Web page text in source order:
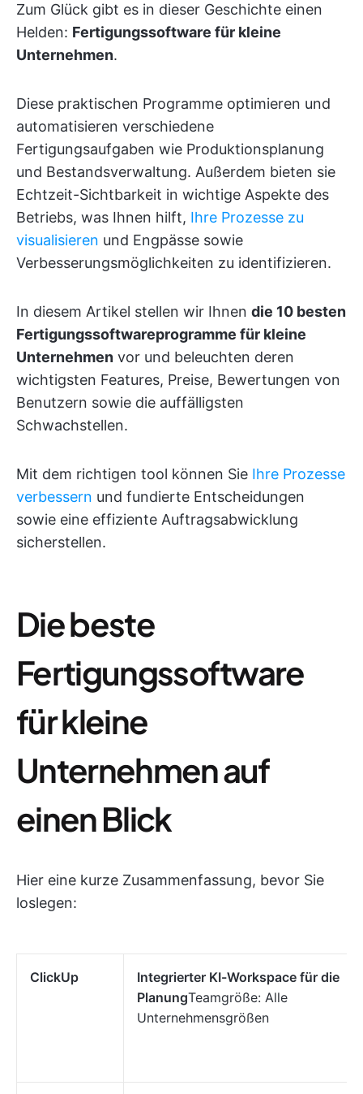
Zum Glück gibt es in dieser Geschichte einen
Helden: Fertigungssoftware für kleine
Unternehmen.
Diese praktischen Programme optimieren und
automatisieren verschiedene
Fertigungsaufgaben wie Produktionsplanung
und Bestandsverwaltung. Außerdem bieten sie
Echtzeit-Sichtbarkeit in wichtige Aspekte des
Betriebs, was Ihnen hilft, Ihre Prozesse zu
visualisieren und Engpässe sowie
Verbesserungsmöglichkeiten zu identifizieren.
In diesem Artikel stellen wir Ihnen die 10 besten
Fertigungssoftwareprogramme für kleine
Unternehmen vor und beleuchten deren
wichtigsten Features, Preise, Bewertungen von
Benutzern sowie die auffälligsten
Schwachstellen.
Mit dem richtigen tool können Sie Ihre Prozesse
verbessern und fundierte Entscheidungen
sowie eine effiziente Auftragsabwicklung
sicherstellen.
Die beste
Fertigungssoftware
für kleine
Unternehmen auf
einen Blick
Hier eine kurze Zusammenfassung, bevor Sie
loslegen:
ClickUp
Integrierter KI-Workspace für die
PlanungTeamgröße: Alle
Unternehmensgrößen